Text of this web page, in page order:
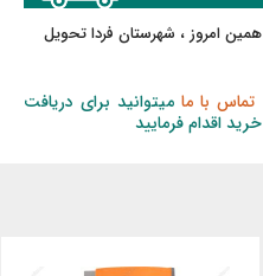
امروز ، شهرستان فردا تحویل
با ما میتوانید برای دریافت
اقدام فرمایید